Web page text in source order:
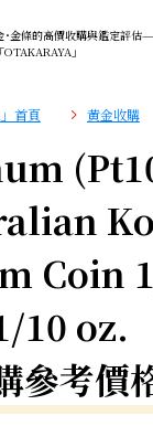
･金條的高價收購與鑑定評估
OTAKARAYA」
首頁 黄金收購
Coin
10 oz.
參考價